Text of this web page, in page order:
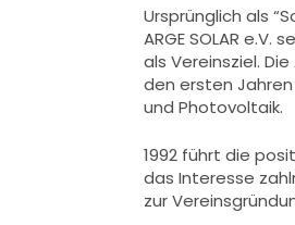
Ursprünglich als
ARGE SOLAR
als Vereinsziel.
den ersten
und Photovoltaik.
1992 führt die
das Interesse
zur